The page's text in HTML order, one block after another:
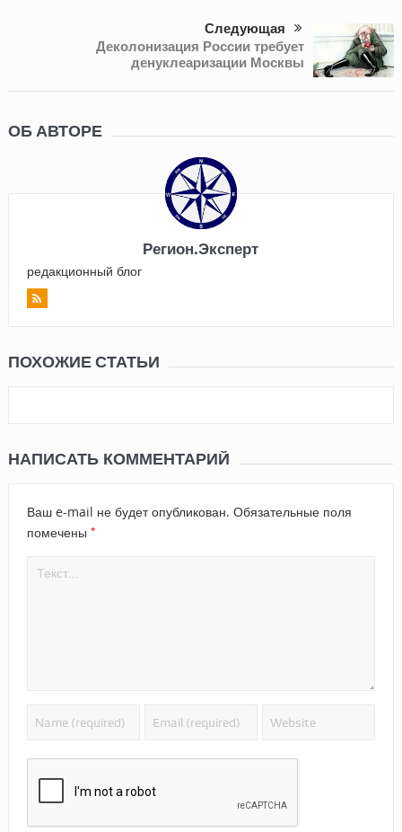
Следующая
Деколонизация России требует
денуклеаризации Москвы
ОБ АВТОРЕ
Регион.Эксперт
редакционный блог
ПОХОЖИЕ СТАТЬИ
НАПИСАТЬ КОММЕНТАРИЙ
Ваш e-mail не будет опубликован. Обязательные поля
помечены *